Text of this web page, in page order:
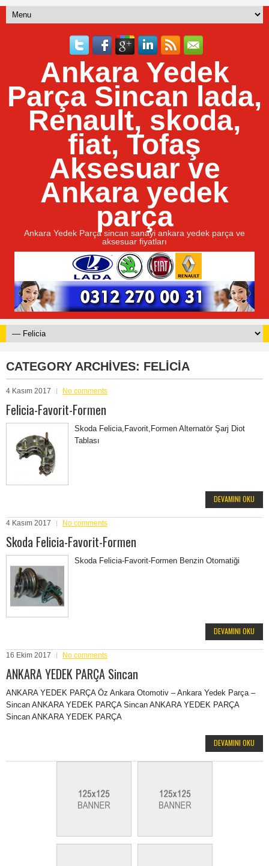
Ankara Yedek
Parça Sincan lada,
Renault, skoda,
fiat, Tofaş
Aksesuar ve
Ankara yedek
parça
Ankara Yedek Parça sincan sanayi ankara yedek parça ve
aksesuar fiyatları
CATEGORY ARCHIVES: FELICIA
4 Kasım 2017 No comments
Felicia-Favorit-Formen
Skoda Felicia,Favorit,Formen Alternatör Şarj Diot
Tablası
DEVAMINI OKU
4 Kasım 2017 No comments
Skoda Felicia-Favorit-Formen
Skoda Felicia-Favorit-Formen Benzin Otomatiği
DEVAMINI OKU
16 Ekim 2017 No comments
ANKARA YEDEK PARÇA Sincan
ANKARA YEDEK PARÇA Öz Ankara Otomotiv – Ankara Yedek Parça –
Sincan ANKARA YEDEK PARÇA Sincan ANKARA YEDEK PARÇA
Sincan ANKARA YEDEK PARÇA
DEVAMINI OKU